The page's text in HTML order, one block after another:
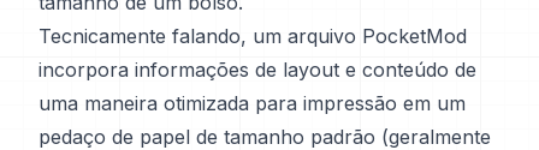
Tecnicamente falando, um arquivo PocketMod
incorpora informações de layout e conteúdo de
uma maneira otimizada para impressão em um
pedaço de papel de tamanho padrão (geralmente